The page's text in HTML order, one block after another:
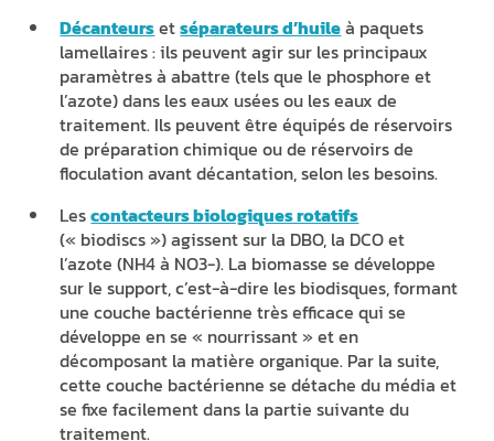
Décanteursetséparateurs d’huileà paquets
lamellaires : ils peuvent agir sur les principaux
paramètres à abattre (tels que le phosphore et
l’azote) dans les eaux usées ou les eaux de
traitement. Ils peuvent être équipés de réservoirs
de préparation chimique ou de réservoirs de
floculation avant décantation, selon les besoins.
Lescontacteurs biologiques rotatifs
(« biodiscs ») agissent sur la DBO, la DCO et
l’azote (NH4 à NO3-). La biomasse se développe
sur le support, c’est-à-dire les biodisques, formant
une couche bactérienne très efficace qui se
développe en se « nourrissant » et en
décomposant la matière organique. Par la suite,
cette couche bactérienne se détache du média et
se fixe facilement dans la partie suivante du
traitement.